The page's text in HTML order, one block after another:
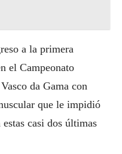
a la primera
el Campeonato
da Gama con
que le impidió
casi dos últimas